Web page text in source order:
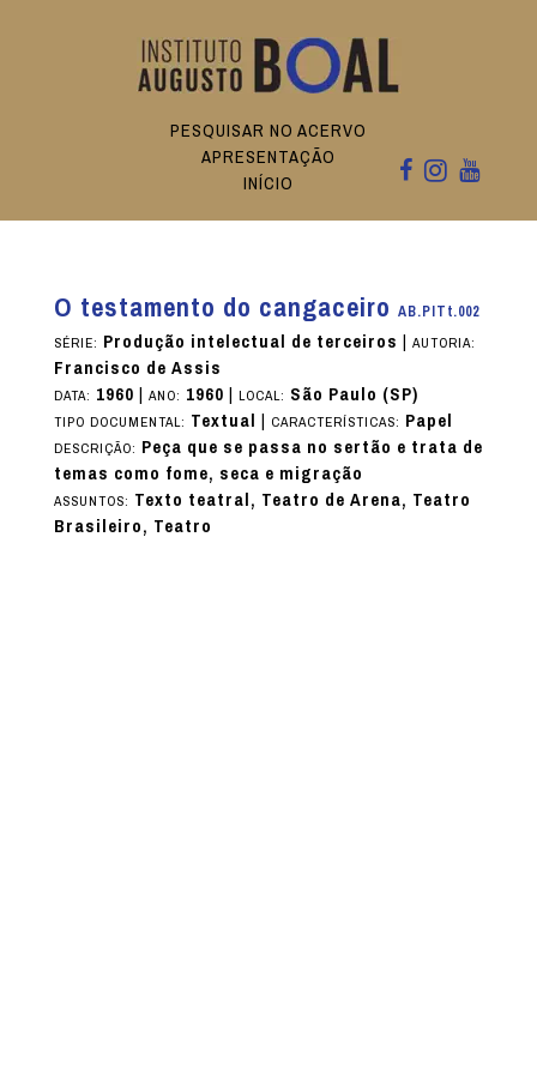
PESQUISAR NO ACERVO
APRESENTAÇÃO
INÍCIO
O testamento do cangaceiro AB.PITt.002
SÉRIE: Produção intelectual de terceiros | AUTORIA:
Francisco de Assis
DATA: 1960| ANO: 1960| LOCAL: São Paulo (SP)
TIPO DOCUMENTAL: Textual | CARACTERÍSTICAS: Papel
DESCRIÇÃO: Peça que se passa no sertão e trata de
temas como fome, seca e migração
ASSUNTOS: Texto teatral, Teatro de Arena, Teatro
Brasileiro, Teatro